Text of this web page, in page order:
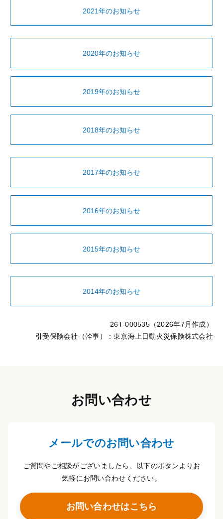
2021年のお知らせ
2020年のお知らせ
2019年のお知らせ
2018年のお知らせ
2017年のお知らせ
2016年のお知らせ
2015年のお知らせ
2014年のお知らせ
26T-000535（2026年7月作成）
引受保険会社（幹事）：東京海上日動火災保険株式会社
お問い合わせ
メールでのお問い合わせ
ご質問やご相談がございましたら、以下のボタンよりお
気軽にお問い合わせください。
お問い合わせはこちら